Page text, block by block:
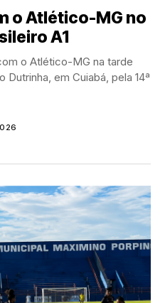
o Atlético-MG no
A1
o Atlético-MG na tarde
em Cuiabá, pela 14ª